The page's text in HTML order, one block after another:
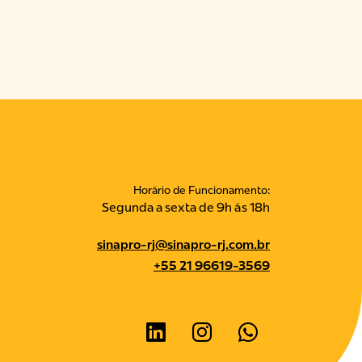
Horário de Funcionamento:
Segunda a sexta de 9h ás 18h
sinapro-rj@sinapro-rj.com.br
+55 21 96619-3569